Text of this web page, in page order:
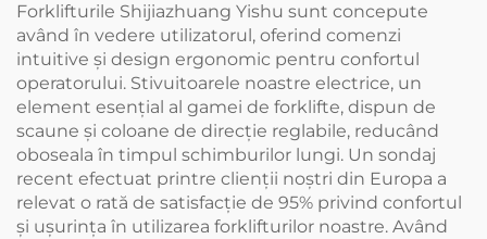
Forklifturile Shijiazhuang Yishu sunt concepute
având în vedere utilizatorul, oferind comenzi
intuitive și design ergonomic pentru confortul
operatorului. Stivuitoarele noastre electrice, un
element esențial al gamei de forklifte, dispun de
scaune și coloane de direcție reglabile, reducând
oboseala în timpul schimburilor lungi. Un sondaj
recent efectuat printre clienții noștri din Europa a
relevat o rată de satisfacție de 95% privind confortul
și ușurința în utilizarea forklifturilor noastre. Având